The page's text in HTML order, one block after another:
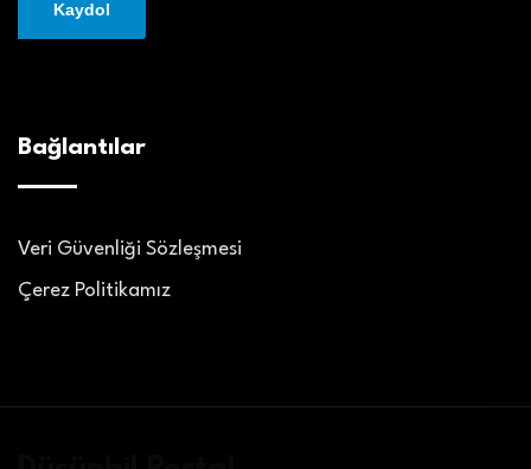
Bağlantılar
Veri Güvenliği Sözleşmesi
Çerez Politikamız